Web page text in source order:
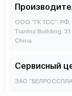
ООО "ГК ТСС". РФ,
Tianhui Building,
China
Сервисный
ЗАО